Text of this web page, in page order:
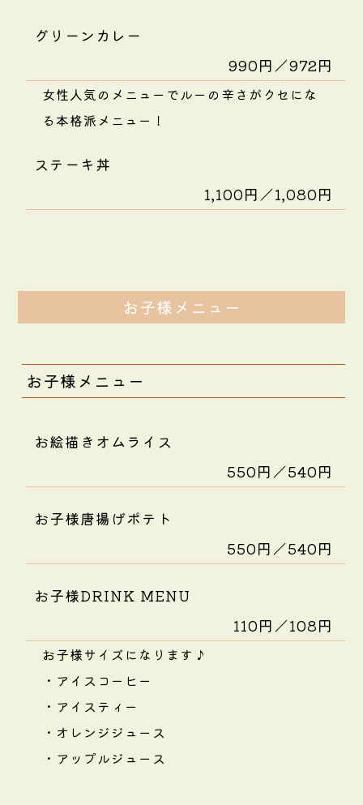
グリーンカレー
990円／972円
女性人気のメニューでルーの辛さがクセにな
る本格派メニュー！
ステーキ丼
1,100円／1,080円
お子様メニュー
お子様メニュー
お絵描きオムライス
550円／540円
お子様唐揚げポテト
550円／540円
お子様DRINK MENU
110円／108円
お子様サイズになります♪
・アイスコーヒー
・アイスティー
・オレンジジュース
・アップルジュース